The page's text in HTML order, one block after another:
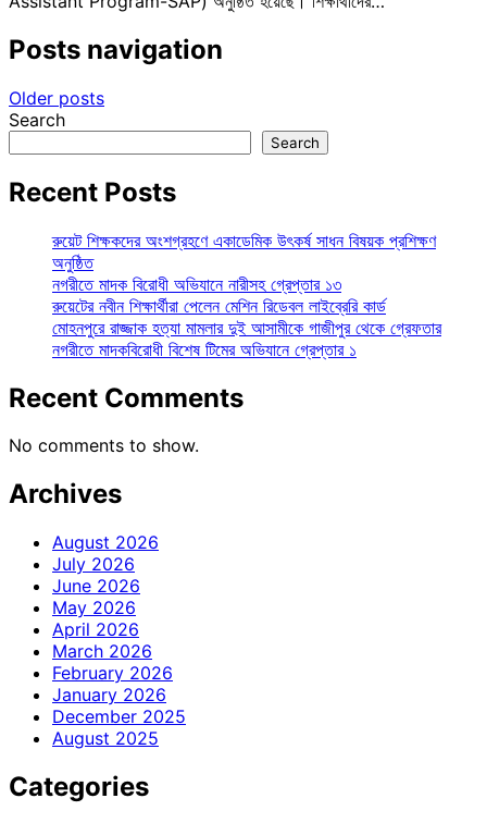
Posts navigation
Older posts
Search
Search
Recent Posts
রুয়েট শিক্ষকদের অংশগ্রহণে একাডেমিক উৎকর্ষ সাধন বিষয়ক প্রশিক্ষণ
অনুষ্ঠিত
নগরীতে মাদক বিরোধী অভিযানে নারীসহ গ্রেপ্তার ১৩
রুয়েটের নবীন শিক্ষার্থীরা পেলেন মেশিন রিডেবল লাইব্রেরি কার্ড
মোহনপুরে রাজ্জাক হত্যা মামলার দুই আসামীকে গাজীপুর থেকে গ্রেফতার
নগরীতে মাদকবিরোধী বিশেষ টিমের অভিযানে গ্রেপ্তার ১
Recent Comments
No comments to show.
Archives
August 2026
July 2026
June 2026
May 2026
April 2026
March 2026
February 2026
January 2026
December 2025
August 2025
Categories